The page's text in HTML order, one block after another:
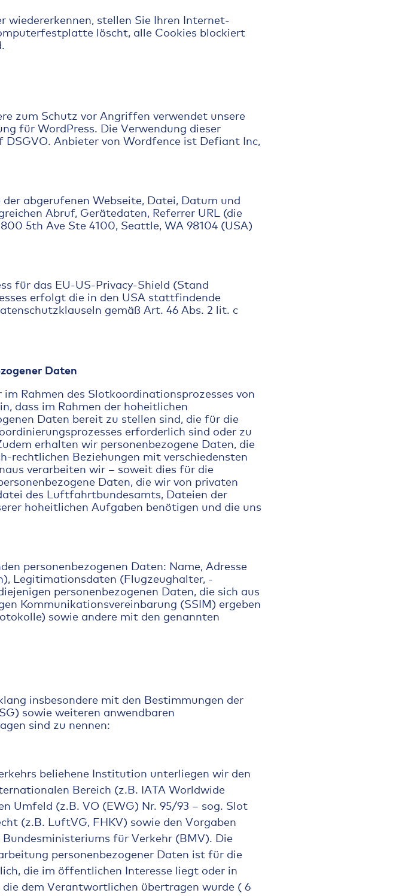
wiedererkennen, stellen Sie Ihren Internet-
löscht, alle Cookies blockiert
zum Schutz vor Angriffen verwendet unsere
für WordPress. Die Verwendung dieser
Anbieter von Wordfence ist Defiant Inc,
abgerufenen Webseite, Datei, Datum und
Abruf, Gerätedaten, Referrer URL (die
5th Ave Ste 4100, Seattle, WA 98104 (USA)
für das EU-US-Privacy-Shield (Stand
erfolgt die in den USA stattfindende
gemäß Art. 46 Abs. 2 lit. c
Daten
Rahmen des Slotkoordinationsprozesses von
dass im Rahmen der hoheitlichen
Daten bereit zu stellen sind, die für die
erforderlich sind oder zu
erhalten wir personenbezogene Daten, die
rechtlichen Beziehungen mit verschiedensten
verarbeiten wir – soweit dies für die
Daten, die wir von privaten
des Luftfahrtbundesamts, Dateien der
hoheitlichen Aufgaben benötigen und die uns
personenbezogenen Daten: Name, Adresse
Legitimationsdaten (Flugzeughalter, -
personenbezogenen Daten, die sich aus
Kommunikationsvereinbarung (SSIM) ergeben
sowie andere mit den genannten
insbesondere mit den Bestimmungen der
sowie weiteren anwendbaren
sind zu nennen:
beliehene Institution unterliegen wir den
Bereich (z.B. IATA Worldwide
Umfeld (z.B. VO (EWG) Nr. 95/93 – sog. Slot
(z.B. LuftVG, FHKV) sowie den Vorgaben
für Verkehr (BMV). Die
personenbezogener Daten ist für die
die im öffentlichen Interesse liegt oder in
dem Verantwortlichen übertragen wurde ( 6